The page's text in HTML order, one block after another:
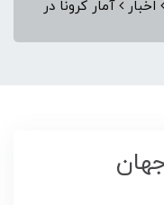
اخبار
آمار کرونا در